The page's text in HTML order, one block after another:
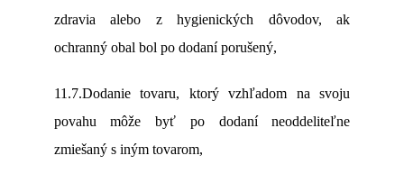
zdravia alebo z hygienických dôvodov, ak
ochranný obal bol po dodaní porušený,
11.7.Dodanie tovaru, ktorý vzhľadom na svoju
povahu môže byť po dodaní neoddeliteľne
zmiešaný s iným tovarom,